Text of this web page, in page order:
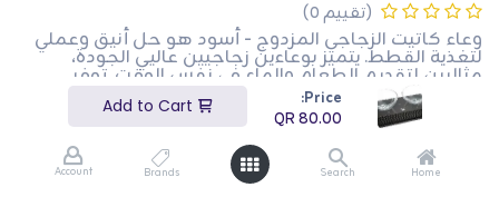
Price:
80.00
Home
Search
Brands
Account
(تقييم 0)
وعاء كاتيت الزجاجي المزدوج - أسود هو حل أنيق وعملي
لتغذية القطط. يتميز بوعاءين زجاجيين عاليي الجودة،
مثاليين لتقديم الطعام والماء في نفس الوقت. توفر
القاعدة السوداء الأنيقة ثباتًا ومظهرًا عصريًا يتناسب مع أي
ديكور منزلي. الأوعية قابلة للإزالة وسهلة التنظيف وآمنة
للاستخدام في غسالة الصحون، مما يضمن تجربة تغذية
صحية لحيوانك الأليف. هذا الطقم مناسب لجميع أحجام
القطط ويعزز عادات الأكل والشرب المريحة.